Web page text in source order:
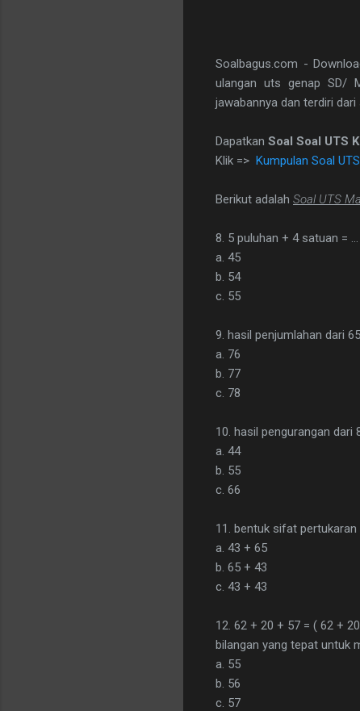
Soalbagus.com -
ulangan uts genap SD/
jawabannya dan terdiri
Dapatkan Soal Soal UTS
Klik => Kumpulan Soal
Berikut adalah Soal UTS
8. 5 puluhan + 4 satuan = …
a. 45
b. 54
c. 55
9. hasil penjumlahan dari
a. 76
b. 77
c. 78
10. hasil pengurangan dari
a. 44
b. 55
c. 66
11. bentuk sifat
a. 43 + 65
b. 65 + 43
c. 43 + 43
12. 62 + 20 + 57 = ( 62 + 20
bilangan yang tepat untuk
a. 55
b. 56
c. 57